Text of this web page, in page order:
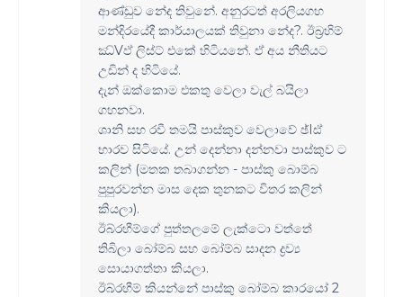
ආණ්ඩුව නේද තිවුනේ. අනුරටත් අරලියගහ
මන්දිරයේදී කාර්යාලයක් තිවුනා නේද?. ඊබ්‍රහිම්
ඣ්Vඵ් ලිස්ට් එකේ හිටියනේ. ඒ අය නීතියට
උඩින් ද හිටියේ.
දැන් ඔක්කොම එකතු වෙලා වැල් බයිලා
ගහනවා.
ශානි සහ රවී තමයි පාස්කුව වෙලාවේ ඡ්Iඪ්
භාරව සිටියේ. උන් දෙන්නා දන්නවා පාස්කුව ට
කලින් (මතක තබාගන්න - පාස්කු බොම්බ
පුපුරවන්න මාස දෙක තුනකට විතර කලින්
කියලා).
ඊබ්රහීම්ගේ පුත්තලමේ ලැක්ටො වත්තේ
තිබිලා බෝම්බ සහ බෝම්බ සාදන ද්‍රව්‍ය
සොයාගත්තා කියලා.
ඊබ්රහීම් කියන්නේ පාස්කු බෝම්බ කාරයෝ 2